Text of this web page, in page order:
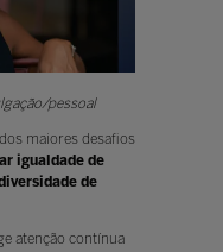
pessoal
maiores desafios
igualdade de
de
atenção contínua